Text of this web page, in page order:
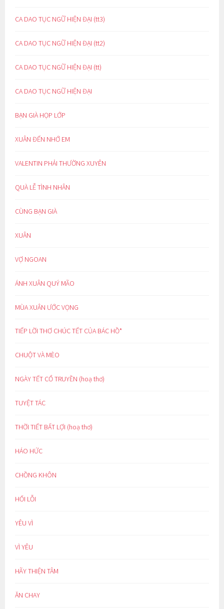
CA DAO TỤC NGỮ HIỆN ĐẠI (tt3)
CA DAO TỤC NGỮ HIỆN ĐẠI (tt2)
CA DAO TỤC NGỮ HIỆN ĐẠI (tt)
CA DAO TỤC NGỮ HIỆN ĐẠI
BẠN GIÀ HỌP LỚP
XUÂN ĐẾN NHỚ EM
VALENTIN PHẢI THƯỜNG XUYÊN
QUÀ LỄ TÌNH NHÂN
CÙNG BẠN GIÀ
XUÂN
VỢ NGOAN
ÁNH XUÂN QUÝ MÃO
MÙA XUÂN ƯỚC VỌNG
TIẾP LỜI THƠ CHÚC TẾT CỦA BÁC HỒ*
CHUỘT VÀ MÈO
NGÀY TẾT CỔ TRUYỀN (hoạ thơ)
TUYỆT TÁC
THỜI TIẾT BẤT LỢI (hoạ thơ)
HÁO HỨC
CHỒNG KHÔN
HỐI LỖI
YÊU VÌ
VÌ YÊU
HÃY THIỆN TÂM
ĂN CHAY